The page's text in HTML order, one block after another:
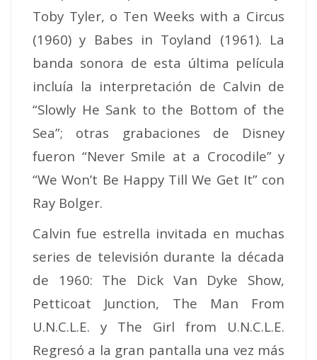
Toby Tyler, o Ten Weeks with a Circus
(1960) y Babes in Toyland (1961). La
banda sonora de esta última película
incluía la interpretación de Calvin de
“Slowly He Sank to the Bottom of the
Sea”; otras grabaciones de Disney
fueron “Never Smile at a Crocodile” y
“We Won’t Be Happy Till We Get It” con
Ray Bolger.
Calvin fue estrella invitada en muchas
series de televisión durante la década
de 1960: The Dick Van Dyke Show,
Petticoat Junction, The Man From
U.N.C.L.E. y The Girl from U.N.C.L.E.
Regresó a la gran pantalla una vez más